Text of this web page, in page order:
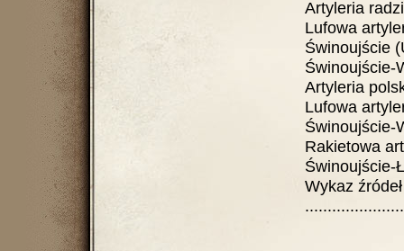
Artyleria
Lufowa
Świnoujście
Świnoujście-
Artyleria
Lufowa
Świnoujście-
Rakietowa
Świnoujście-
Wykaz źródeł